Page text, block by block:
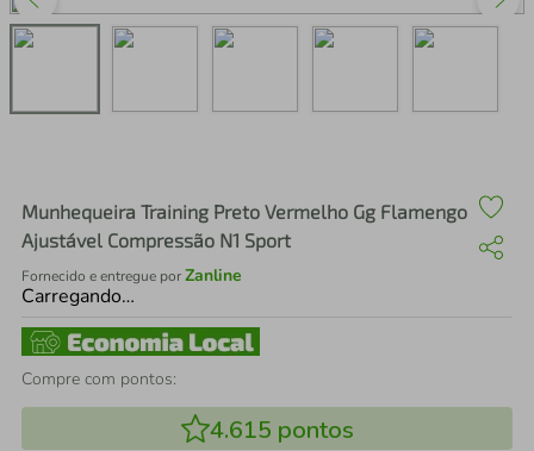
Munhequeira Training Preto Vermelho Gg Flamengo
Ajustável Compressão N1 Sport
Fornecido e entregue porZanline
Carregando…
Compre com pontos:
4.615 pontos
perfume